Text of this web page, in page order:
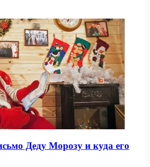
Деду Морозу и куда его